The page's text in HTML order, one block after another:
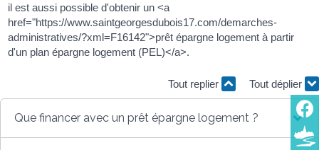
il est aussi possible d'obtenir un <a
href="https://www.saintgeorgesdubois17.com/demarches-
administratives/?xml=F16142">prêt épargne logement à partir
d'un plan épargne logement (PEL)</a>.
Tout replier Tout déplier
Que financer avec un prêt épargne logement ?